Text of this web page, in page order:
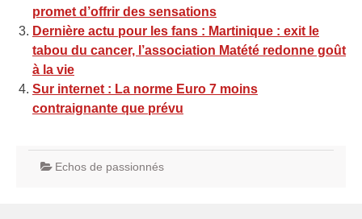
promet d’offrir des sensations
Dernière actu pour les fans : Martinique : exit le
tabou du cancer, l’association Matété redonne goût
à la vie
Sur internet : La norme Euro 7 moins
contraignante que prévu
Echos de passionnés